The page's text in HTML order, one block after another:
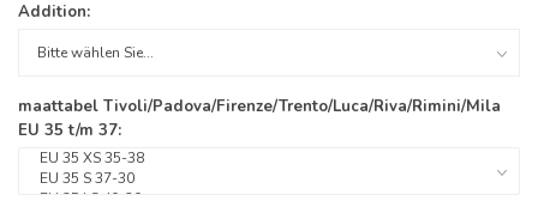
Addition:
maattabel Tivoli/Padova/Firenze/Trento/Luca/Riva/Rimini/Mila
EU 35 t/m 37: